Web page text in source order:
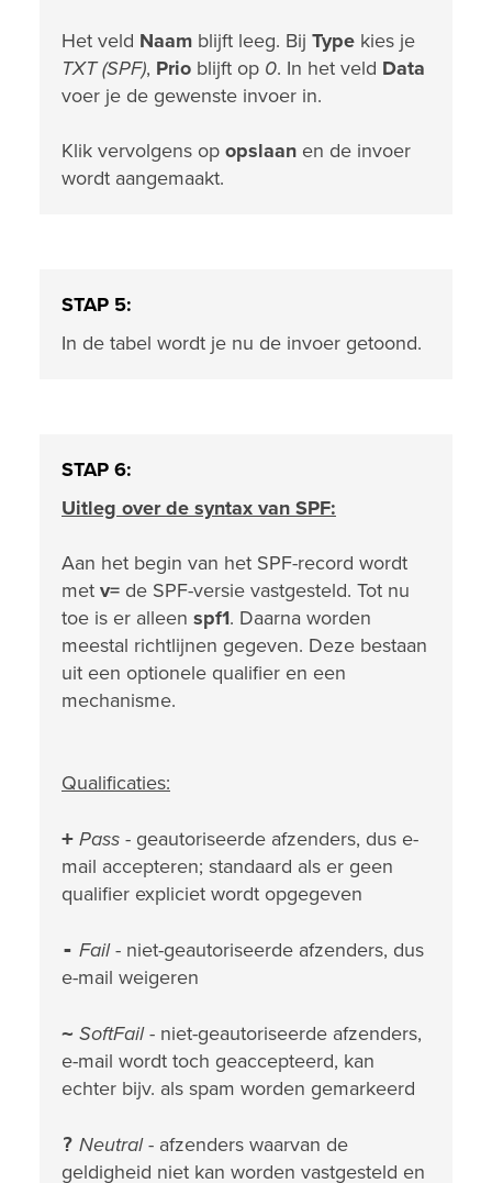
Het veld Naam blijft leeg. Bij Type kies je
TXT (SPF), Prio blijft op 0. In het veld Data
voer je de gewenste invoer in.
Klik vervolgens op opslaan en de invoer
wordt aangemaakt.
STAP 5:
In de tabel wordt je nu de invoer getoond.
STAP 6:
Uitleg over de syntax van SPF:
Aan het begin van het SPF-record wordt
met v= de SPF-versie vastgesteld. Tot nu
toe is er alleen spf1. Daarna worden
meestal richtlijnen gegeven. Deze bestaan
uit een optionele qualifier en een
mechanisme.
Qualificaties:
+ Pass - geautoriseerde afzenders, dus e-
mail accepteren; standaard als er geen
qualifier expliciet wordt opgegeven
- Fail- niet-geautoriseerde afzenders, dus
e-mail weigeren
~ SoftFail- niet-geautoriseerde afzenders,
e-mail wordt toch geaccepteerd, kan
echter bijv. als spam worden gemarkeerd
? Neutral- afzenders waarvan de
geldigheid niet kan worden vastgesteld en